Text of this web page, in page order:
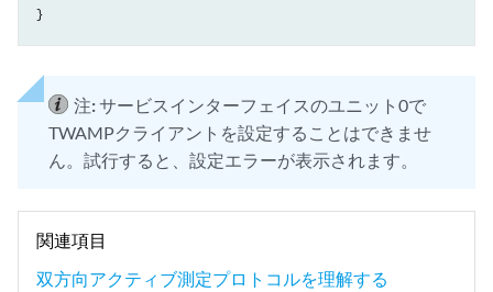
注:サービスインターフェイスのユニット0で
TWAMPクライアントを設定することはできませ
ん。試行すると、設定エラーが表示されます。
関連項目
双方向アクティブ測定プロトコルを理解する